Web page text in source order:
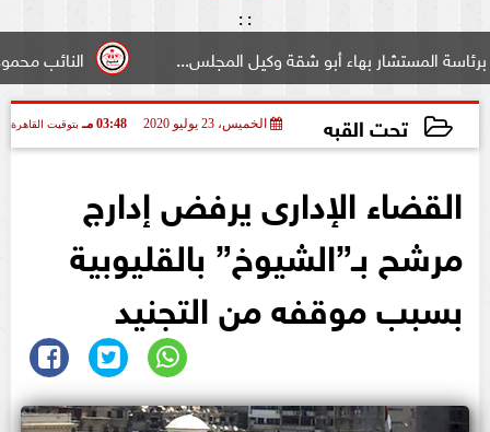
:
:
النائب محمود سامي
بهاء أبو شقة وكيل المجلس...
تحت القبه الخميس، 23 يوليو 2020 03:48 مـ بتوقيت القاهرة
القضاء الإدارى يرفض إدارج
مرشح بـ”الشيوخ” بالقليوبية
بسبب موقفه من التجنيد